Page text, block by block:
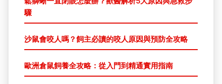
驟
沙鼠會咬人嗎？飼主必讀的咬人原因與預防全攻略
歐洲倉鼠飼養全攻略：從入門到精通實用指南